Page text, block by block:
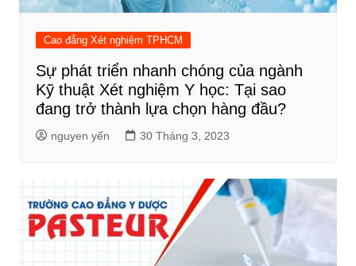
Cao đẳng Xét nghiệm TPHCM
Sự phát triển nhanh chóng của ngành
Kỹ thuật Xét nghiệm Y học: Tại sao
đang trở thành lựa chọn hàng đầu?
nguyen yến 30 Tháng 3, 2023